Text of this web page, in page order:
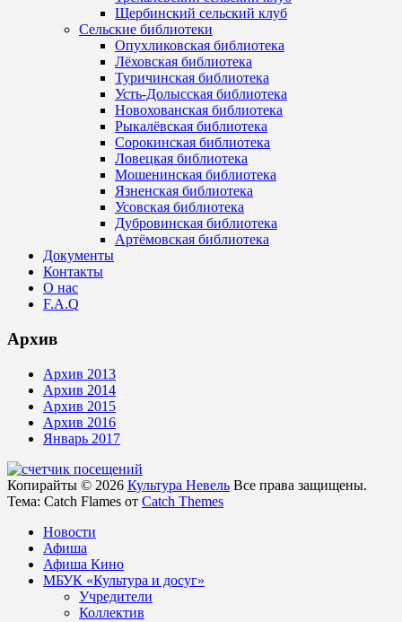
Щербинский сельский клуб
Сельские библиотеки
Опухликовская библиотека
Лёховская библиотека
Туричинская библиотека
Усть-Долысская библиотека
Новохованская библиотека
Рыкалёвская библиотека
Сорокинская библиотека
Ловецкая библиотека
Мошенинская библиотека
Язненская библиотека
Усовская библиотека
Дубровинская библиотека
Артёмовская библиотека
Документы
Контакты
О нас
F.A.Q
Архив
Архив 2013
Архив 2014
Архив 2015
Архив 2016
Январь 2017
Копирайты © 2026 Культура Невель Все права защищены.
Тема: Catch Flames от Catch Themes
Новости
Афиша
Афиша Кино
МБУК «Культура и досуг»
Учредители
Коллектив